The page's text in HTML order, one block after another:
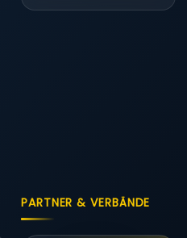
PARTNER & VERBÄNDE